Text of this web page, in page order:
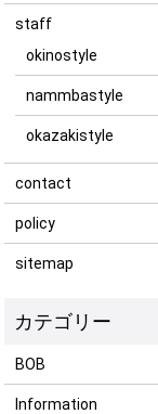
staff
okinostyle
nammbastyle
okazakistyle
contact
policy
sitemap
BOB
Information